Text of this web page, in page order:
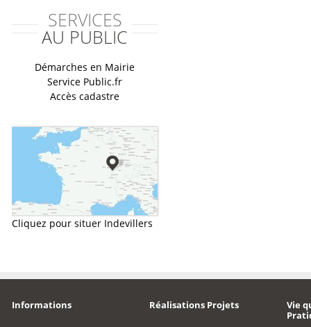
SERVICES
AU PUBLIC
Démarches en Mairie
Service Public.fr
Accès cadastre
Cliquez pour situer Indevillers
Informations Réalisations Projets
Vie